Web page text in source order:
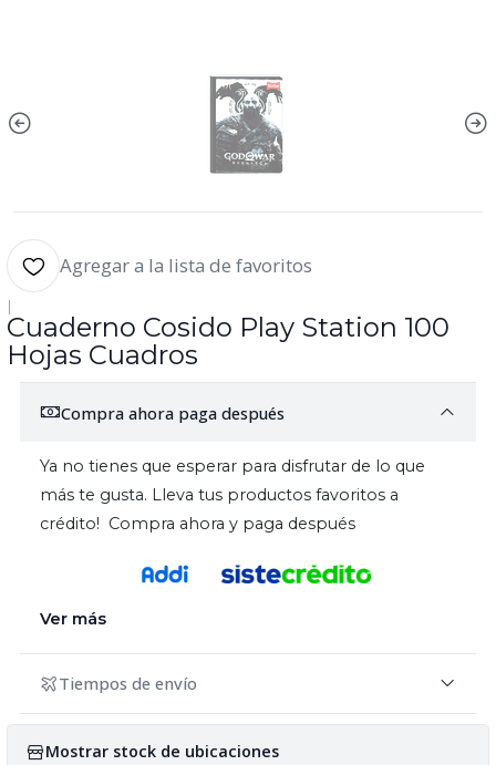
Agregar a la lista de favoritos
|
Cuaderno Cosido Play Station 100
Hojas Cuadros
Compra ahora paga después
Ya no tienes que esperar para disfrutar de lo que
más te gusta. Lleva tus productos favoritos a
crédito! Compra ahora y paga después
Ver más
Tiempos de envío
Mostrar stock de ubicaciones